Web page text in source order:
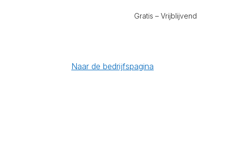
Gratis – Vrijblijvend
Naar de bedrijfspagina